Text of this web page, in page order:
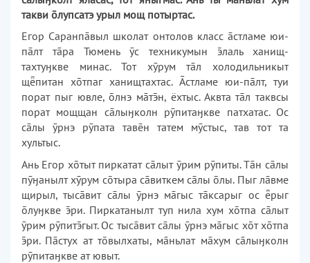
такви лупсатэ урыл мощ потыртас.
Егор Саранпāвыл школат онто­лов класс āстламе юи-
пāлт тāра Тюмень ӯс техникумын лаль ха­нищ­
тахтуӈкве минас. Тот хӯрум тāл холодильникыт
щпитан хтпаг ханищтахтас. Āстламе юи-пāлт, туи
порат пыг ювле, лнэ мāтн, ёхтыс. Аквта тāл таквсы
порат мощщан сāлыӈколн рӯпи­таӈкве патхатас. Ос
сāлы ӯрнэ рӯпата тавн татем мӯстыс, тав тот та
хультыс.
Ань Егор хтыт пиркатат сāлыт ӯрим рӯпиты. Тāн сāлы
пӯӈанылт хӯрум стыра сāвиткем сāлы лы. Пыг лāвме
щирыл, тысāвит сāлы ӯрнэ мāгыс тāксарыг ос рыг
луӈкве ри. Пиркатанылт туп нила хум хтпа сāлыт
ӯрим рӯпи­тгыт. Ос тысāвит сāлы ӯрнэ мāгыс хт хтпа
ри. Пāстух ат твылхаты, мāньлат мāхум слыӈколн
рӯпи­таӈкве ат ювыт.